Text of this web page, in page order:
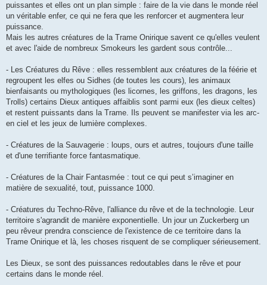
puissantes et elles ont un plan simple : faire de la vie dans le monde réel
un véritable enfer, ce qui ne fera que les renforcer et augmentera leur
puissance.
Mais les autres créatures de la Trame Onirique savent ce qu'elles veulent
et avec l'aide de nombreux Smokeurs les gardent sous contrôle...
- Les Créatures du Rêve : elles ressemblent aux créatures de la féérie et
regroupent les elfes ou Sidhes (de toutes les cours), les animaux
bienfaisants ou mythologiques (les licornes, les griffons, les dragons, les
Trolls) certains Dieux antiques affaiblis sont parmi eux (les dieux celtes)
et restent puissants dans la Trame. Ils peuvent se manifester via les arc-
en ciel et les jeux de lumière complexes.
- Créatures de la Sauvagerie : loups, ours et autres, toujours d'une taille
et d'une terrifiante force fantasmatique.
- Créatures de la Chair Fantasmée : tout ce qui peut s’imaginer en
matière de sexualité, tout, puissance 1000.
- Créatures du Techno-Rêve, l'alliance du rêve et de la technologie. Leur
territoire s'agrandit de manière exponentielle. Un jour un Zuckerberg un
peu rêveur prendra conscience de l'existence de ce territoire dans la
Trame Onirique et là, les choses risquent de se compliquer sérieusement.
Les Dieux, se sont des puissances redoutables dans le rêve et pour
certains dans le monde réel.